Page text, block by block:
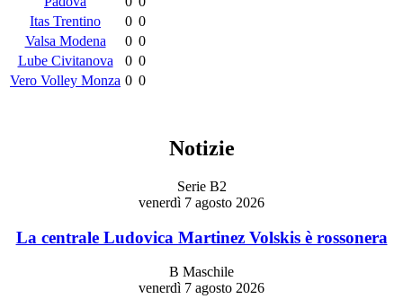
Itas Trentino
0 0
Valsa Modena
0 0
Lube Civitanova
0 0
Vero Volley Monza 0 0
Notizie
Serie B2
venerdì 7 agosto 2026
La centrale Ludovica Martinez Volskis è rossonera
B Maschile
venerdì 7 agosto 2026